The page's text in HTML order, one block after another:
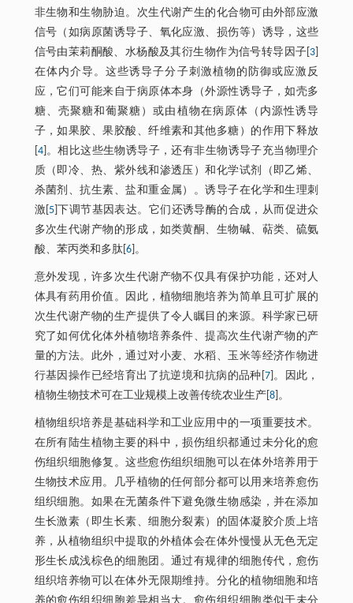
非生物和生物胁迫。次生代谢产生的化合物可由外部应激
信号（如病原菌诱导子、氧化应激、损伤等）诱导，这些
信号由茉莉酮酸、水杨酸及其衍生物作为信号转导因子[ 3
在体内介导。这些诱导子分子刺激植物的防御或应激反
应，它们可能来自于病原体本身（外源性诱导子，如壳多
糖、壳聚糖和葡聚糖）或由植物在病原体（内源性诱导
子，如果胶、果胶酸、纤维素和其他多糖）的作用下释放
4]。相比这些生物诱导子，还有非生物诱导子充当物理介
质（即冷、热、紫外线和渗透压）和化学试剂（即乙烯、
杀菌剂、抗生素、盐和重金属）。诱导子在化学和生理刺
激[ 5 ]下调节基因表达。它们还诱导酶的合成，从而促进众
多次生代谢产物的形成，如类黄酮、生物碱、萜类、硫氨
酸、苯丙类和多肽[ 6]。
意外发现，许多次生代谢产物不仅具有保护功能，还对人
体具有药用价值。因此，植物细胞培养为简单且可扩展的
次生代谢产物的生产提供了令人瞩目的来源。科学家已研
究了如何优化体外植物培养条件、提高次生代谢产物的产
量的方法。此外，通过对小麦、水稻、玉米等经济作物进
行基因操作已经培育出了抗逆境和抗病的品种[ 7]。因此，
植物生物技术可在工业规模上改善传统农业生产[ 8]。
植物组织培养是基础科学和工业应用中的一项重要技术。
在所有陆生植物主要的科中，损伤组织都通过未分化的愈
伤组织细胞修复。这些愈伤组织细胞可以在体外培养用于
生物技术应用。几乎植物的任何部分都可以用来培养愈伤
组织细胞。如果在无菌条件下避免微生物感染，并在添加
生长激素（即生长素、细胞分裂素）的固体凝胶介质上培
养，从植物组织中提取的外植体会在体外慢慢从无色无定
形生长成浅棕色的细胞团。通过有规律的细胞传代，愈伤
组织培养物可以在体外无限期维持。分化的植物细胞和培